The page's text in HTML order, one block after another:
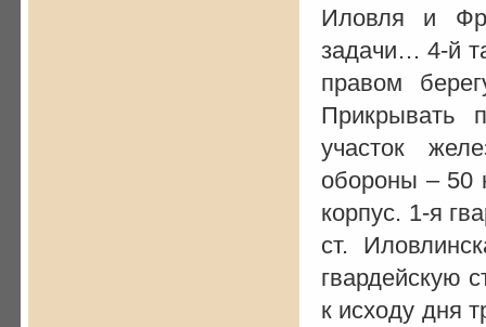
Иловля и
задачи… 4-й
правом
Прикрывать
участок
обороны – 50
корпус. 1-я
ст.
гвардейскую
к исходу дня